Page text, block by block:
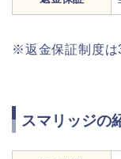
※返金保証制度は
スマリッジの